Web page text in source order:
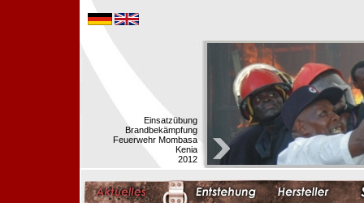
Einsatzübung
Brandbekämpfung
Feuerwehr Mombasa
Kenia
2012